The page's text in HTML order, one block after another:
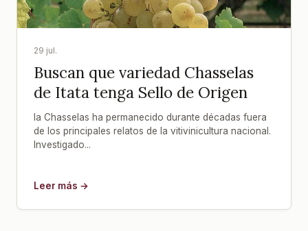
29 jul.
Buscan que variedad Chasselas
de Itata tenga Sello de Origen
la Chasselas ha permanecido durante décadas fuera
de los principales relatos de la vitivinicultura nacional.
Investigado...
Leer más →